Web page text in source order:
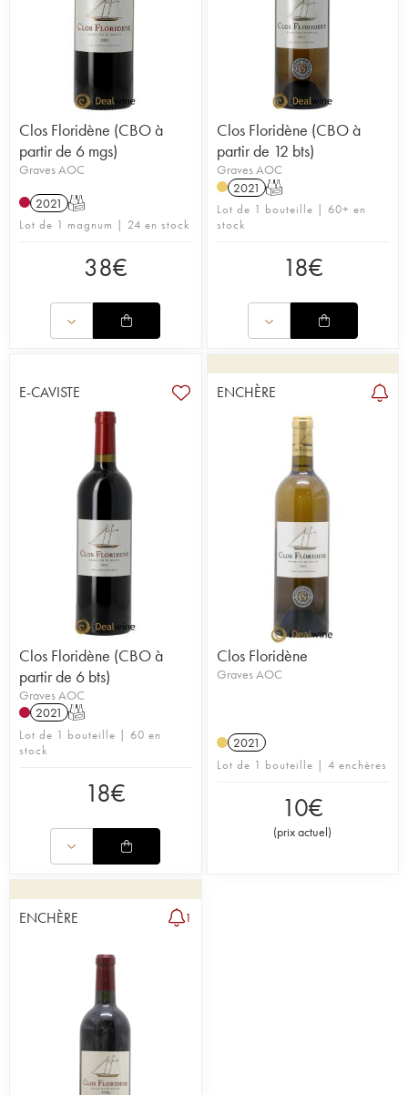
Clos Floridène (CBO à
partir de 6 mgs)
Graves AOC
2021 T
Lot de 1 magnum | 24 en stock
38€
Clos Floridène (CBO à
partir de 12 bts)
Graves AOC
2021 T
Lot de 1 bouteille | 60+ en
stock
18€
E-CAVISTE
Clos Floridène (CBO à
partir de 6 bts)
Graves AOC
2021 T
Lot de 1 bouteille | 60 en
stock
18€
ENCHÈRE
Clos Floridène
Graves AOC
2021
Lot de 1 bouteille | 4 enchères
10€
(prix actuel)
ENCHÈRE 1